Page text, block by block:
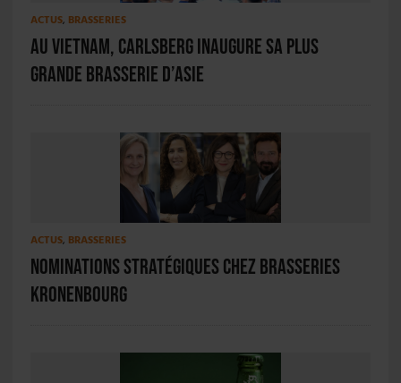
ACTUS, BRASSERIES
Au Vietnam, Carlsberg inaugure sa plus
grande brasserie d’Asie
ACTUS, BRASSERIES
Nominations stratégiques chez Brasseries
Kronenbourg